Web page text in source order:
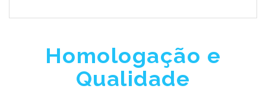
Homologação e
Qualidade